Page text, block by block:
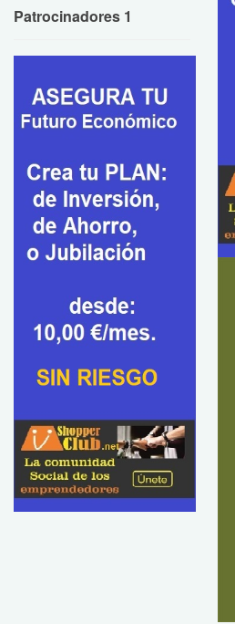
Patrocinadores 1